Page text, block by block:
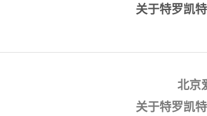
关于特罗凯
北京
关于特罗凯